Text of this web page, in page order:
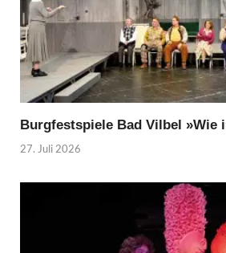
Burgfestspiele Bad Vilbel »Wie
27. Juli 2026